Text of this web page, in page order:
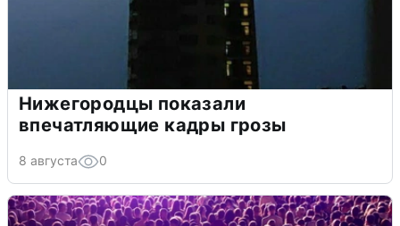
Нижегородцы показали
впечатляющие кадры грозы
8 августа 0